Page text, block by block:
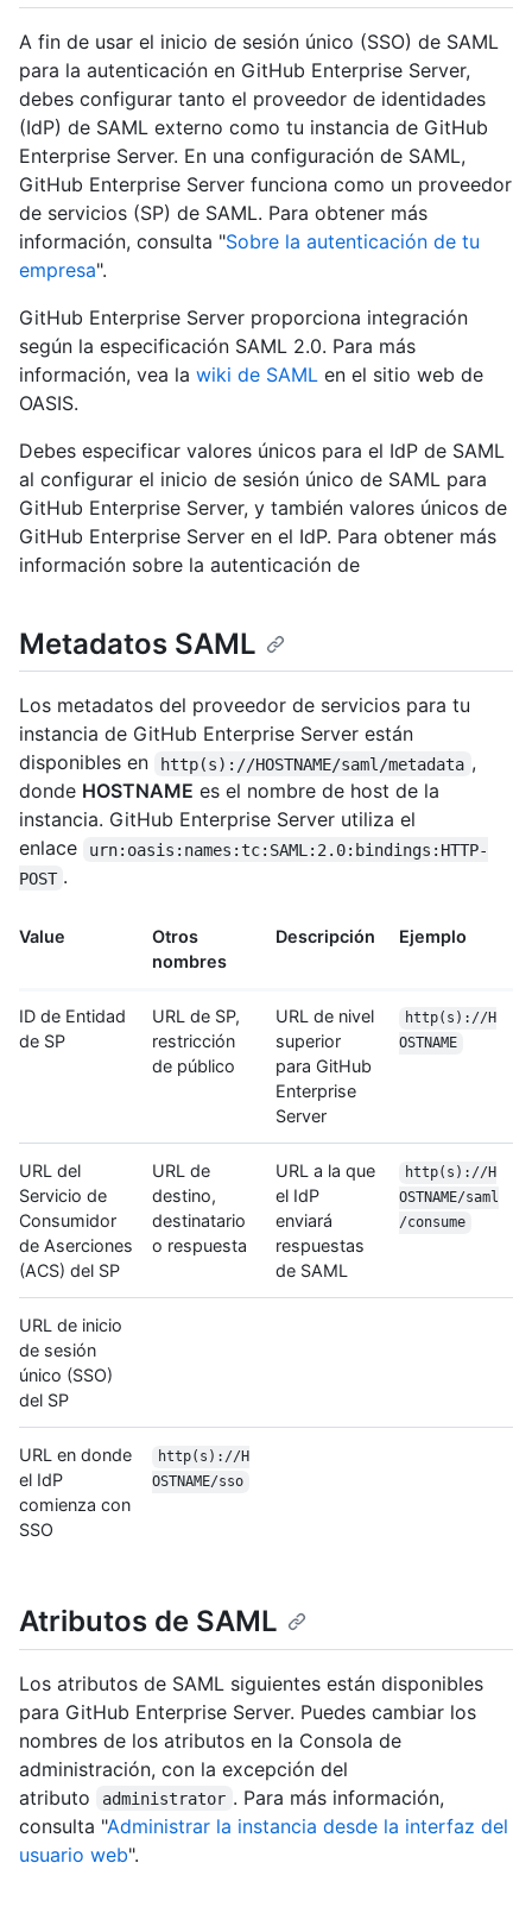
A fin de usar el inicio de sesión único (SSO) de SAML
para la autenticación en GitHub Enterprise Server,
debes configurar tanto el proveedor de identidades
(IdP) de SAML externo como tu instancia de GitHub
Enterprise Server. En una configuración de SAML,
GitHub Enterprise Server funciona como un proveedor
de servicios (SP) de SAML. Para obtener más
información, consulta "Sobre la autenticación de tu
empresa".
GitHub Enterprise Server proporciona integración
según la especificación SAML 2.0. Para más
información, vea la wiki de SAML en el sitio web de
OASIS.
Debes especificar valores únicos para el IdP de SAML
al configurar el inicio de sesión único de SAML para
GitHub Enterprise Server, y también valores únicos de
GitHub Enterprise Server en el IdP. Para obtener más
información sobre la autenticación de
Metadatos SAML
Los metadatos del proveedor de servicios para tu
instancia de GitHub Enterprise Server están
disponibles en
http(s)://HOSTNAME/saml/metadata ,
donde HOSTNAME es el nombre de host de la
instancia. GitHub Enterprise Server utiliza el
enlace
urn:oasis:names:tc:SAML:2.0:bindings:HTTP-
POST .
Value
Otros
nombres
Descripción Ejemplo
ID de Entidad
de SP
URL de SP,
restricción
de público
URL de nivel
superior
para GitHub
Enterprise
Server
http(s)://H
OSTNAME
URL del
Servicio de
Consumidor
de Aserciones
(ACS) del SP
URL de
destino,
destinatario
o respuesta
URL a la que
el IdP
enviará
respuestas
de SAML
http(s)://H
OSTNAME/saml
/consume
URL de inicio
de sesión
único (SSO)
del SP
URL en donde
el IdP
comienza con
SSO
http(s)://H
OSTNAME/sso
Atributos de SAML
Los atributos de SAML siguientes están disponibles
para GitHub Enterprise Server. Puedes cambiar los
nombres de los atributos en la Consola de
administración, con la excepción del
atributo
administrator . Para más información,
consulta "Administrar la instancia desde la interfaz del
usuario web".